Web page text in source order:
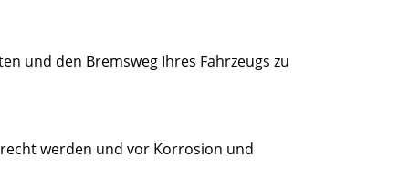
und den Bremsweg Ihres Fahrzeugs zu
werden und vor Korrosion und